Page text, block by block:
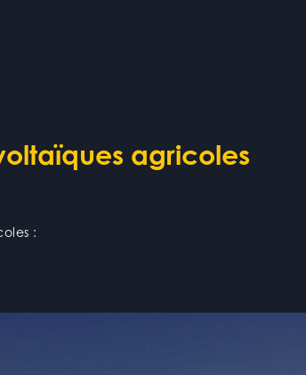
agricoles
: